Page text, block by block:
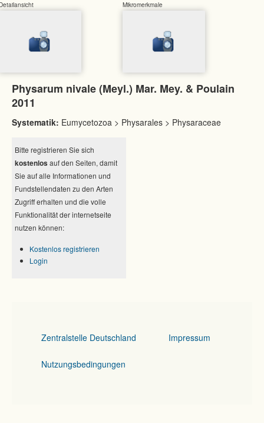
Mikromerkmale
Physarum nivale (Meyl.) Mar. Mey. & Poulain
2011
Systematik: Eumycetozoa > Physarales > Physaraceae
Bitte registrieren Sie sich
kostenlos auf den Seiten, damit
Sie auf alle Informationen und
Fundstellendaten zu den Arten
Zugriff erhalten und die volle
Funktionalität der internetseite
nutzen können:
Kostenlos registrieren
Login
Zentralstelle Deutschland Impressum
Nutzungsbedingungen